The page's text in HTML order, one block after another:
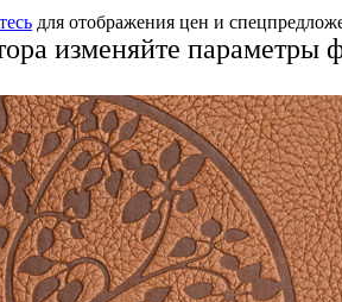
для отображения цен и
изменяйте параметры